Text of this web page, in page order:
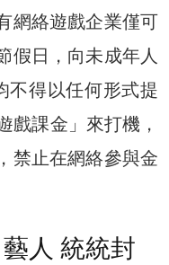
網絡遊戲企業僅可
假日，向未成年人
不得以任何形式提
戲課金」來打機，
禁止在網絡參與金
人 統統封